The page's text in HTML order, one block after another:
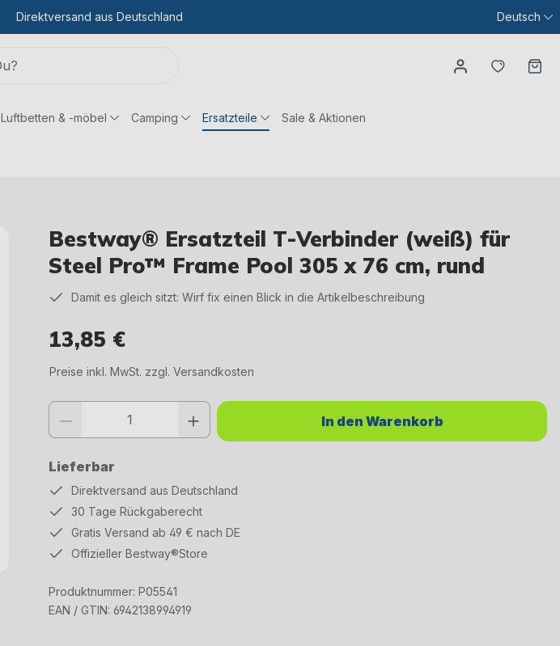
Direktversand aus Deutschland Deutsch
Du
Luftbetten & -möbel Camping Ersatzteile Sale & Aktionen
Bestway® Ersatzteil T-Verbinder (weiß) für
Steel Pro™ Frame Pool 305 x 76 cm, rund
Damit es gleich sitzt: Wirf fix einen Blick in die Artikelbeschreibung
13,85 €
Preise inkl. MwSt. zzgl. Versandkosten
Lieferbar
Produkt Anzahl: Gib den gewünschten Wert ein oder benutze die Schaltflächen um die Anzahl zu erhöhen
In den Warenkorb
Direktversand aus Deutschland
30 Tage Rückgaberecht
Gratis Versand ab 49 € nach DE
Offizieller Bestway®Store
Produktnummer: P05541
EAN / GTIN: 6942138994919